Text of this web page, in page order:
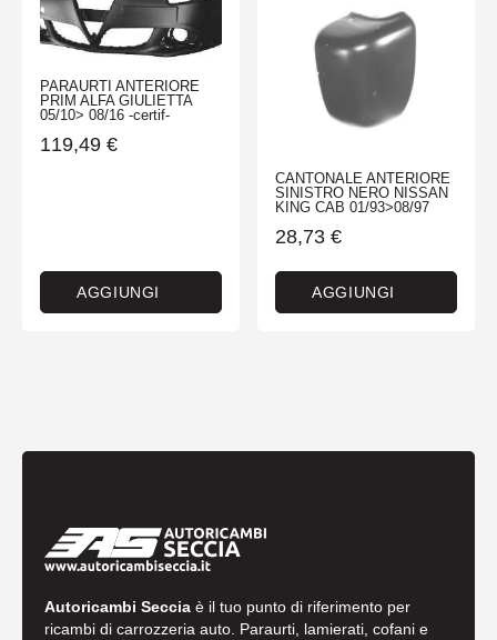
PARAURTI ANTERIORE
PRIM ALFA GIULIETTA
05/10> 08/16 -certif-
119,49 €
AGGIUNGI
CANTONALE ANTERIORE
SINISTRO NERO NISSAN
KING CAB 01/93>08/97
28,73 €
AGGIUNGI
Autoricambi Seccia è il tuo punto di riferimento per
ricambi di carrozzeria auto. Paraurti, lamierati, cofani e